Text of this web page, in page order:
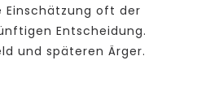
oft der
Entscheidung.
und späteren Ärger.